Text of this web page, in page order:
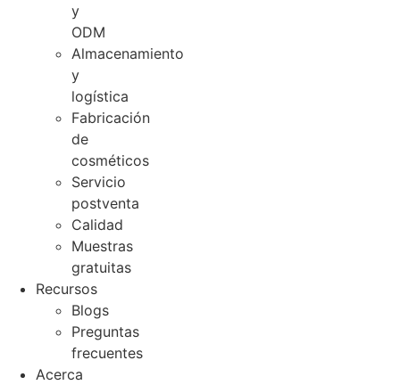
y
ODM
Almacenamiento
y
logística
Fabricación
de
cosméticos
Servicio
postventa
Calidad
Muestras
gratuitas
Recursos
Blogs
Preguntas
frecuentes
Acerca